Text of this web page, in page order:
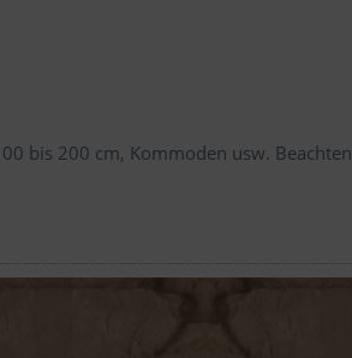
bis 200 cm, Kommoden usw. Beachten